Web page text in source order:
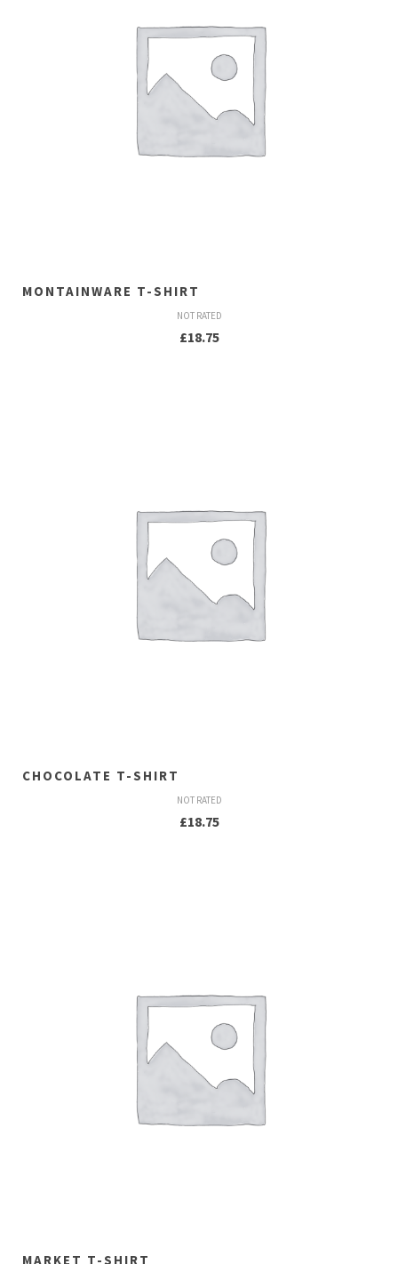
MONTAINWARE T-SHIRT
NOT RATED
£18.75
CHOCOLATE T-SHIRT
NOT RATED
£18.75
MARKET T-SHIRT